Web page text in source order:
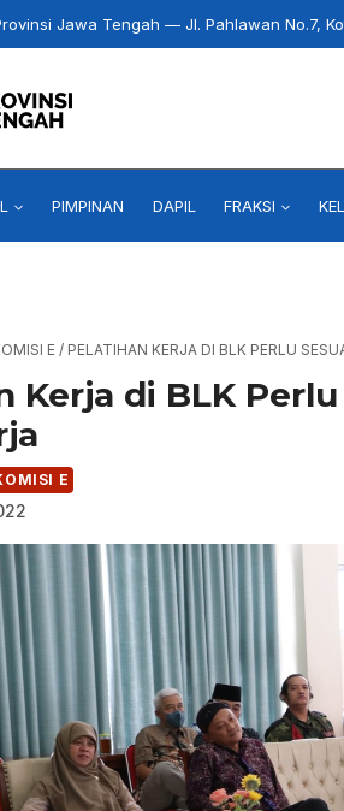
Jawa Tengah — Jl. Pahlawan No.7,
PIMPINAN DAPIL FRAKSI
E / PELATIHAN KERJA DI BLK PERLU
Kerja di BLK
E